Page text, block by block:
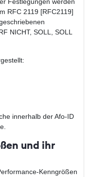
RFC 2119 [RFC2119]
NICHT, SOLL, SOLL
innerhalb der Afo-ID
und ihr
Kenngrößen